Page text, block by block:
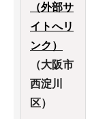
（外部サ
イトへリ
ンク）
（大阪市
西淀川
区）